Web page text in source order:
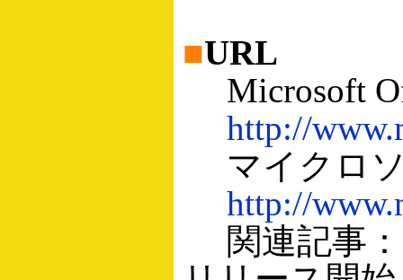
■URL
Microsoft
http://
マイクロ
http://
関連記事：